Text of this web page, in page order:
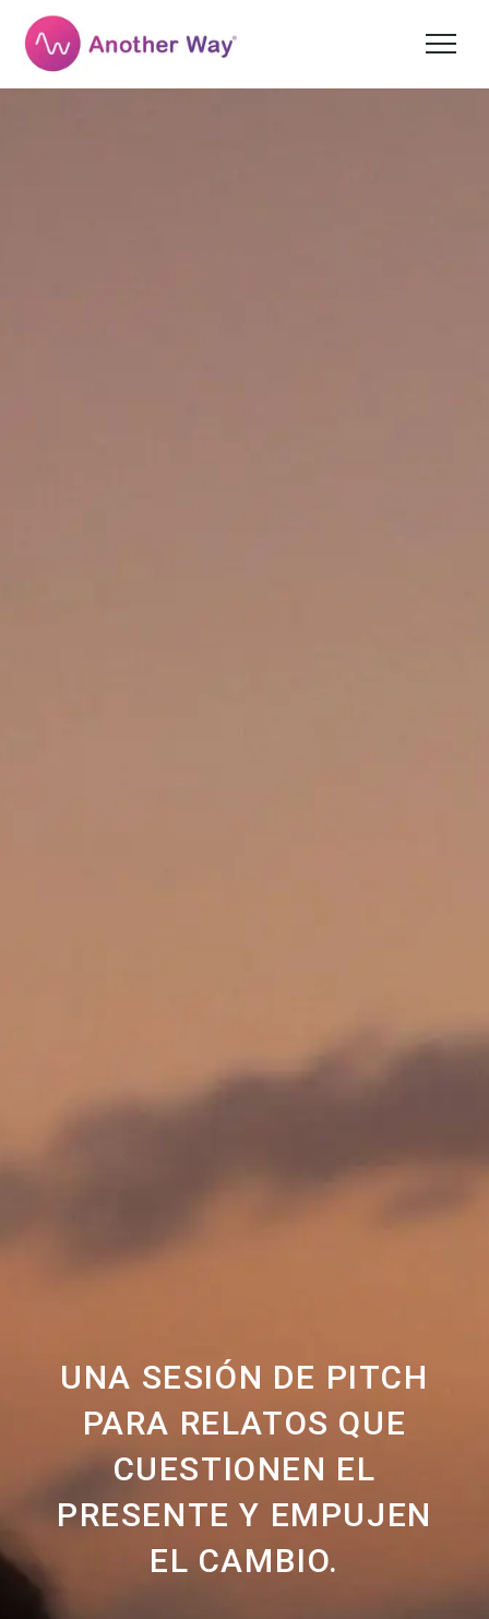
UNA SESIÓN DE PITCH
PARA RELATOS QUE
CUESTIONEN EL
PRESENTE Y EMPUJEN
EL CAMBIO.